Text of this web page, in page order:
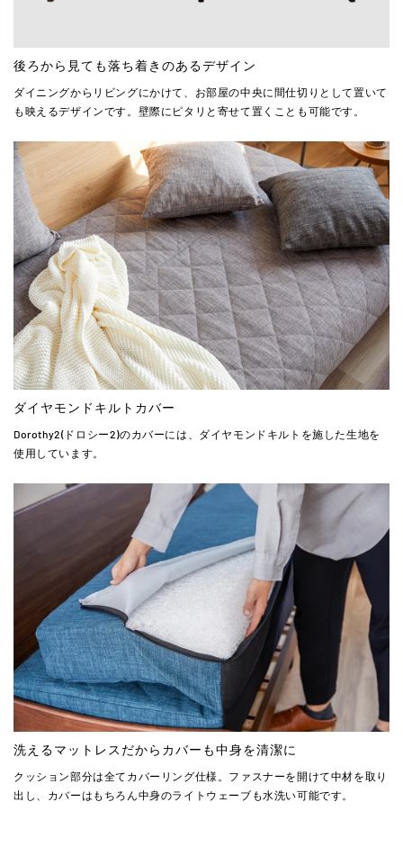
後ろから見ても落ち着きのあるデザイン
ダイニングからリビングにかけて、お部屋の中央に間仕切りとして置いて
も映えるデザインです。壁際にピタリと寄せて置くことも可能です。
ダイヤモンドキルトカバー
Dorothy2(ドロシー2)のカバーには、ダイヤモンドキルトを施した生地を
使用しています。
洗えるマットレスだからカバーも中身を清潔に
クッション部分は全てカバーリング仕様。ファスナーを開けて中材を取り
出し、カバーはもちろん中身のライトウェーブも水洗い可能です。